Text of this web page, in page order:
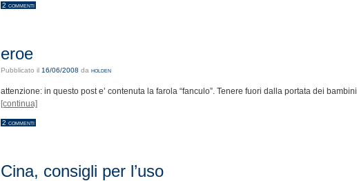
2 commenti
eroe
Pubblicato il 16/06/2008 da holden
attenzione: in questo post e’ contenuta la farola “fanculo”. Tenere fuori dalla portata dei bambini
[continua]
2 commenti
Cina, consigli per l’uso